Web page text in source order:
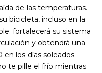
de las temperaturas.
bicicleta, incluso en la
fortalecerá su sistema
y obtendrá una
los días soleados.
te pille el frío mientras